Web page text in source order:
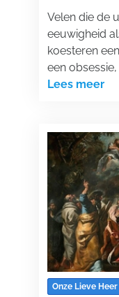
Velen die de
eeuwigheid
koesteren
een
Lees meer
Onze Lieve Heer